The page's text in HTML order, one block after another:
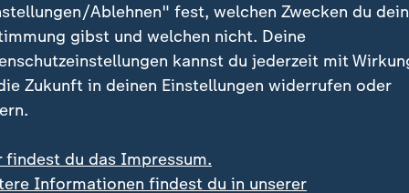
sie dürften in ihrem Heimatland mehr
viele deutsche Kollegen und Kolleginnen
einsetzen zu können.
Ablehnen" fest, welchen Zwecken du
gibst und welchen nicht. Deine
kannst du jederzeit mit
Zukunft in deinen Einstellungen widerrufen oder
findest du das Impressum.
Informationen findest du in unserer